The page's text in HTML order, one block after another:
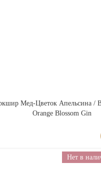
Мед-Цветок Апельсина /
Orange Blossom Gin
Нет в